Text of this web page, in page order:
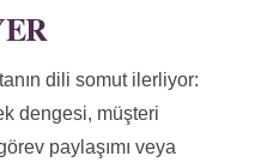
dili somut ilerliyor:
dengesi, müşteri
paylaşımı veya